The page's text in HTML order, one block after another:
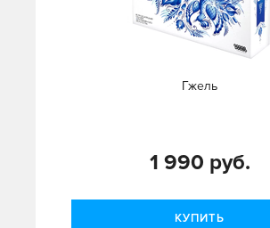
Гжель
1 990 руб.
КУПИТЬ